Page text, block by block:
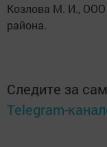
Козлова М. И., ООО
района.
Следите за
Telegram-